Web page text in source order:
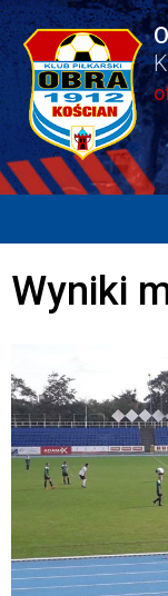
Skip
to
content
Wyniki